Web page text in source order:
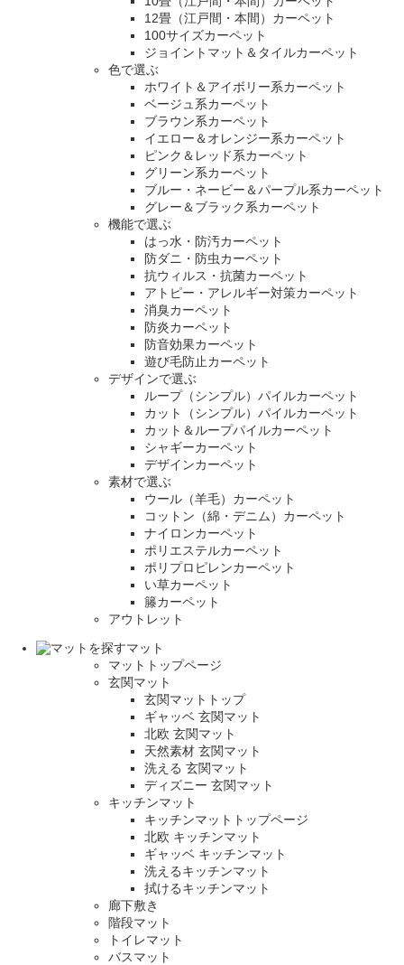
12畳（江戸間・本間）カーペット
100サイズカーペット
ジョイントマット＆タイルカーペット
色で選ぶ
ホワイト＆アイボリー系カーペット
ベージュ系カーペット
ブラウン系カーペット
イエロー＆オレンジー系カーペット
ピンク＆レッド系カーペット
グリーン系カーペット
ブルー・ネービー＆パープル系カーペット
グレー＆ブラック系カーペット
機能で選ぶ
はっ水・防汚カーペット
防ダニ・防虫カーペット
抗ウィルス・抗菌カーペット
アトピー・アレルギー対策カーペット
消臭カーペット
防炎カーペット
防音効果カーペット
遊び毛防止カーペット
デザインで選ぶ
ループ（シンプル）パイルカーペット
カット（シンプル）パイルカーペット
カット＆ループパイルカーペット
シャギーカーペット
デザインカーペット
素材で選ぶ
ウール（羊毛）カーペット
コットン（綿・デニム）カーペット
ナイロンカーペット
ポリエステルカーペット
ポリプロピレンカーペット
い草カーペット
籐カーペット
アウトレット
マット
マットトップページ
玄関マット
玄関マットトップ
ギャッベ 玄関マット
北欧 玄関マット
天然素材 玄関マット
洗える 玄関マット
ディズニー 玄関マット
キッチンマット
キッチンマットトップページ
北欧 キッチンマット
ギャッベ キッチンマット
洗えるキッチンマット
拭けるキッチンマット
廊下敷き
階段マット
トイレマット
バスマット